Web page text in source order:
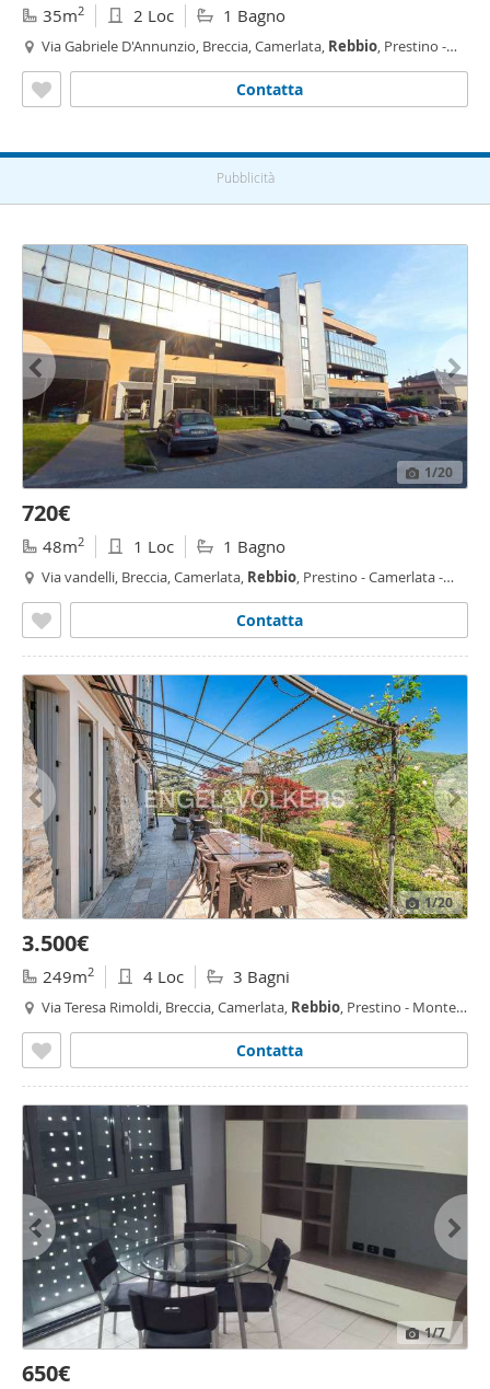
35m2 2 Loc 1 Bagno
Via Gabriele D'Annunzio, Breccia, Camerlata, Rebbio, Prestino -
Contatta
Pubblicità
1/20
720€
48m2 1 Loc 1 Bagno
Via vandelli, Breccia, Camerlata, Rebbio, Prestino - Camerlata -
Contatta
1/20
3.500€
249m2 4 Loc 3 Bagni
Via Teresa Rimoldi, Breccia, Camerlata, Rebbio, Prestino - Monte
Contatta
1/7
650€